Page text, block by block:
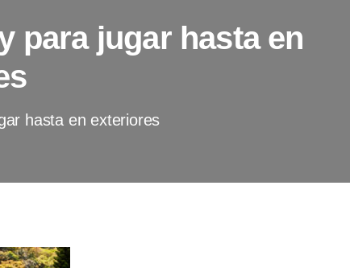
para jugar hasta en
hasta en exteriores